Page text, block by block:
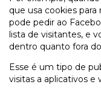
que usa cookies
pode pedir ao
lista de visitantes, e
dentro quanto fora
Esse é um tipo de
visitas a aplicativos e